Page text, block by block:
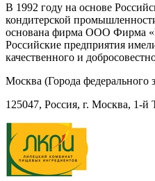
В 1992 году на основе
кондитерской
основана фирма ООО Фирма
Российские предприятия
качественного и
Москва (Города федерального
125047, Россия, г. Москва, 1-й